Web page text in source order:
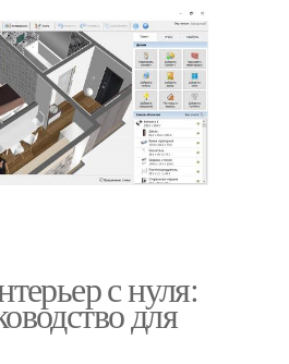
с нуля:
для